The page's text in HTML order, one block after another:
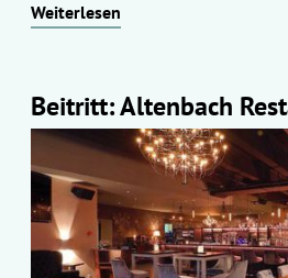
Weiterlesen
Beitritt: Altenbach